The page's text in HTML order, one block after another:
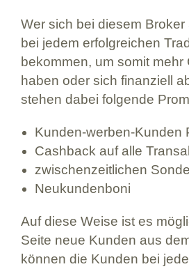
Wer sich bei diesem
bei jedem erfolgreichen
bekommen, um somit
haben oder sich finanziell
stehen dabei folgende
Kunden-werben-Kunden
Cashback auf alle
zwischenzeitlichen
Neukundenboni
Auf diese Weise ist es
Seite neue Kunden aus
können die Kunden bei